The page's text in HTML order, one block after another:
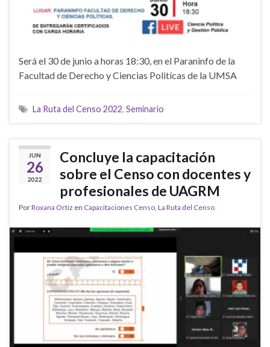
Será el 30 de junio a horas 18:30, en el Paraninfo de la
Facultad de Derecho y Ciencias Politícas de la UMSA
La Ruta del Censo 2022, Seminario
JUN
26
2022
Concluye la capacitación
sobre el Censo con docentes y
profesionales de UAGRM
PorRoxana Ortiz en Capacitaciones Censo La Ruta del Censo